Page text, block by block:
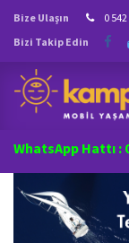
Bize Ulaşın 0
Bizi Takip Edin
WhatsApp Hattı :